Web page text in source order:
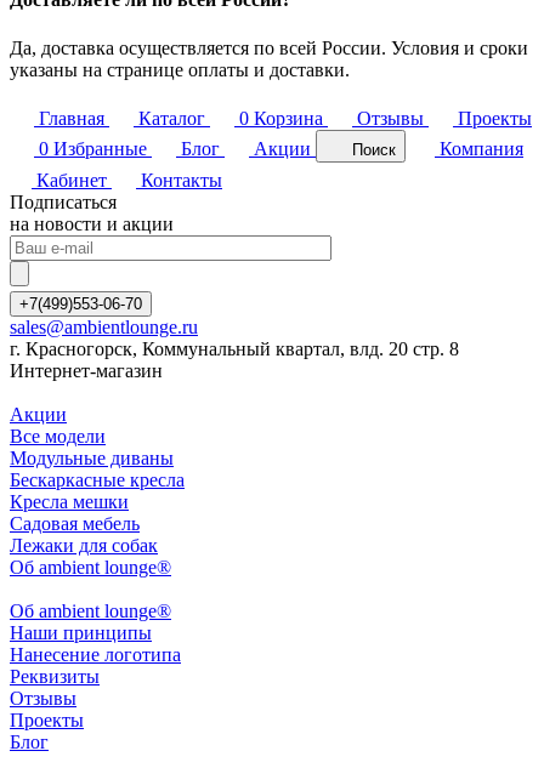
Да, доставка осуществляется по всей России. Условия и сроки
указаны на странице оплаты и доставки.
Главная Каталог 0 Корзина Отзывы
Проекты
0 Избранные Блог Акции Поиск
Компания
Кабинет
Контакты
Подписаться
на новости и акции
+7(499)553-06-70
sales@ambientlounge.ru
г. Красногорск, Коммунальный квартал, влд. 20 стр. 8
Интернет-магазин
Акции
Все модели
Модульные диваны
Бескаркасные кресла
Кресла мешки
Садовая мебель
Лежаки для собак
Об ambient lounge®
Oб ambient lounge®
Наши принципы
Нанесение логотипа
Реквизиты
Отзывы
Проекты
Блог